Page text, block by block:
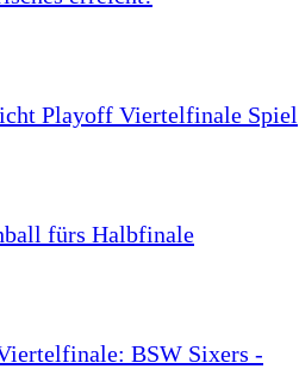
Playoff Viertelfinale Spiel
fürs Halbfinale
BSW Sixers -